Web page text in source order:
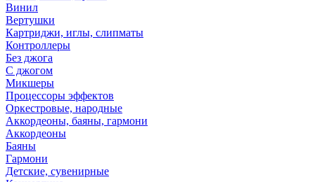
Винил
Вертушки
Картриджи, иглы, слипматы
Контроллеры
Без джога
С джогом
Микшеры
Процессоры эффектов
Оркестровые, народные
Аккордеоны, баяны, гармони
Аккордеоны
Баяны
Гармони
Детские, сувенирные